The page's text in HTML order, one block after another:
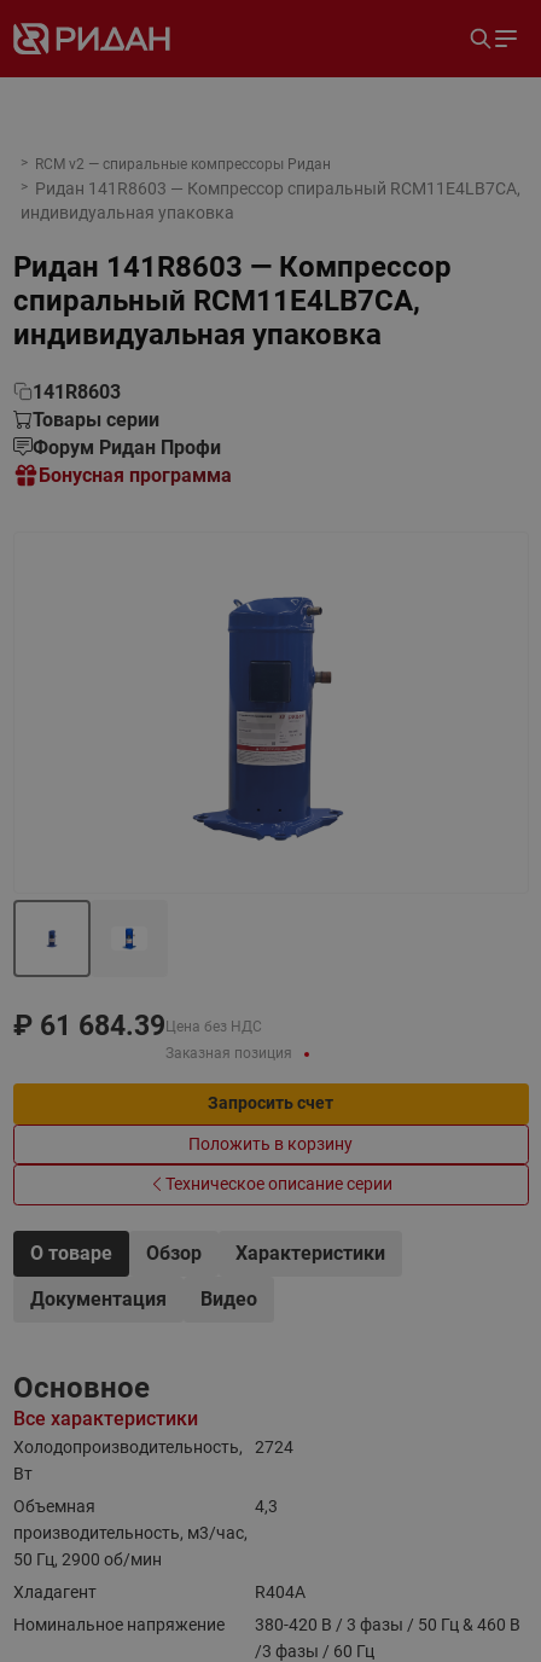
RCM v2 — спиральные компрессоры Ридан
Ридан 141R8603 — Компрессор спиральный RCM11E4LB7CA,
индивидуальная упаковка
Ридан 141R8603 — Компрессор
спиральный RCM11E4LB7CA,
индивидуальная упаковка
141R8603
Товары серии
Форум Ридан Профи
Бонусная программа
₽ 61 684.39 Цена без НДС
Заказная позиция
Запросить счет
Положить в корзину
Техническое описание серии
О товаре Обзор
Характеристики
Документация
Видео
Основное
Все характеристики
Холодопроизводительность,
Вт
2724
Объемная
производительность, м3/час,
50 Гц, 2900 об/мин
4,3
Хладагент
R404A
Номинальное напряжение
380-420 В / 3 фазы / 50 Гц & 460 В
/3 фазы / 60 Гц